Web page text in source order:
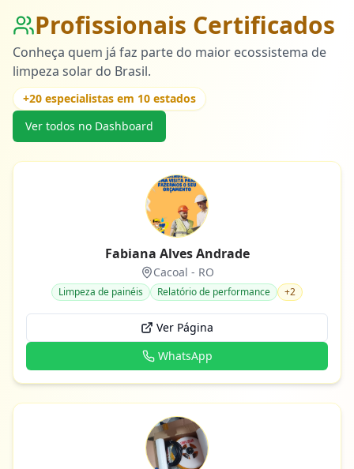
Profissionais Certificados
Conheça quem já faz parte do maior ecossistema de
limpeza solar do Brasil.
+20 especialistas em 10 estados
Ver todos no Dashboard
Fabiana Alves Andrade
Cacoal - RO
Limpeza de painéis Relatório de performance +2
Ver Página
WhatsApp